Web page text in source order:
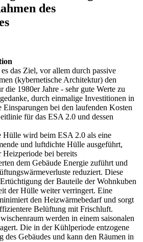
des
das Ziel, vor allem durch passive
(kybernetische Architektur) den
die 1980er Jahre - sehr gute Werte zu
durch einmalige Investitionen in
bei den laufenden Kosten
für das ESA 2.0 und dessen
Hülle wird beim ESA 2.0 als eine
und luftdichte Hülle ausgeführt,
bei bereits
dem Gebäude Energie zuführt und
reduziert. Diese
der Bauteile der Wohnkuben
der Hülle weiter verringert. Eine
den Heizwärmebedarf und sorgt
Belüftung mit Frischluft.
werden in einem saisonalen
Die in der Kühlperiode entzogene
Gebäudes und kann den Räumen in